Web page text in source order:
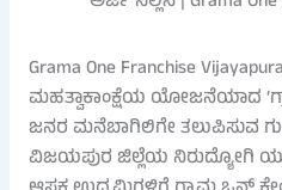
Grama One Franchise
ಮಹತ್ವಾಕಾಂಕ್ಷೆಯ ಯೋಜನೆಯಾದ
ಜನರ ಮನೆಬಾಗಿಲಿಗೇ ತಲುಪಿಸುವ
ವಿಜಯಪುರ ಜಿಲ್ಲೆಯ ನಿರುದ್ಯೋಗಿ